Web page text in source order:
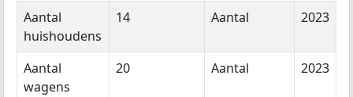
Aantal
huishoudens
14 Aantal 2023
Aantal
wagens
20 Aantal 2023